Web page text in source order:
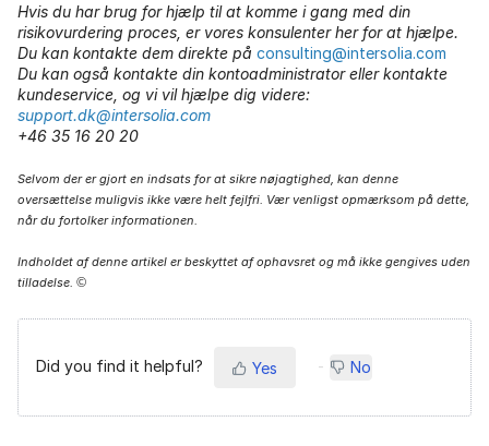
Hvis du har brug for hjælp til at komme i gang med din
risikovurdering proces, er vores konsulenter her for at hjælpe.
Du kan kontakte dem direkte på consulting@intersolia.com
Du kan også kontakte din kontoadministrator eller kontakte
kundeservice, og vi vil hjælpe dig videre:
support.dk@intersolia.com
+46 35 16 20 20
Selvom der er gjort en indsats for at sikre nøjagtighed, kan denne
oversættelse muligvis ikke være helt fejlfri. Vær venligst opmærksom på dette,
når du fortolker informationen.
Indholdet af denne artikel er beskyttet af ophavsret og må ikke gengives uden
tilladelse. ©
Did you find it helpful? Yes No